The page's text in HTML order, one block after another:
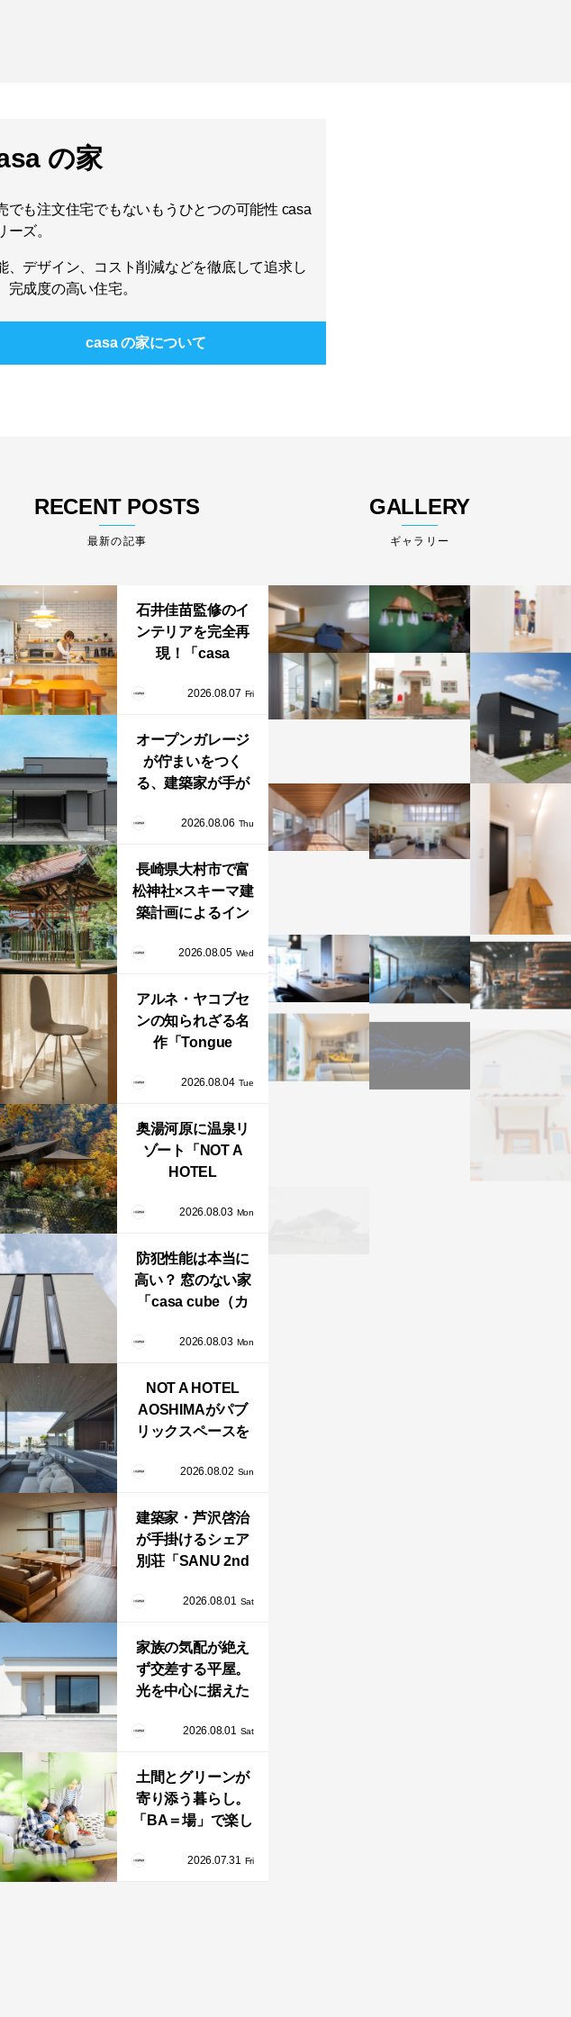
の家
でも注文住宅でもないもうひとつの可能性 casa
ーズ。
、デザイン、コスト削減などを徹底して追求し
完成度の高い住宅。
casa の家について
RECENT POSTS
最新の記事
石井佳苗監修のイ
ンテリアを完全再
現！「casa
リンネル）」で叶
ルな部屋づくり。
2026.08.07 Fri
オープンガレージ
が佇まいをつく
る、建築家が手が
まい「ふわりと浮
い」
2026.08.06 Thu
長崎県大村市で富
松神社×スキーマ建
築計画によるイン
「循環する竹風
2026.08.05 Wed
アルネ・ヤコブセ
ンの知られざる名
作「Tongue
FRITZ HANSENか
本で発売開始！
2026.08.04 Tue
奥湯河原に温泉リ
ゾート「NOT A
HOTEL
誕生！販売を日
始！
2026.08.03 Mon
防犯性能は本当に
高い？ 窓のない家
「casa cube（カ
ブ）」が叶えるプ
感の正体
2026.08.03 Mon
NOT A HOTEL
AOSHIMAがパブ
リックスペースを
「CHILL2.0」
業！
2026.08.02 Sun
建築家・芦沢啓治
が手掛けるシェア
別荘「SANU 2nd
Owners」、新拠点
売開始
2026.08.01 Sat
家族の気配が絶え
ず交差する平屋。
光を中心に据えた
杜」
2026.08.01 Sat
土間とグリーンが
寄り添う暮らし。
「BA＝場」で楽し
な庭「casa
2026.07.31 Fri
GALLERY
ギャラリー